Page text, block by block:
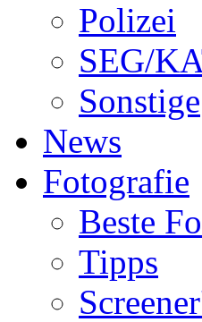
Polizei
SEG/
Sonstige
News
Fotografie
Beste
Tipps